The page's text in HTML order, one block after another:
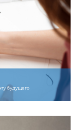
будущего